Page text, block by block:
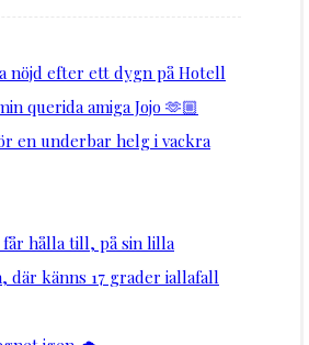
nöjd efter ett dygn på Hotell
querida amiga Jojo 🫶🏼
en underbar helg i vackra
hålla till, på sin lilla
där känns 17 grader iallafall